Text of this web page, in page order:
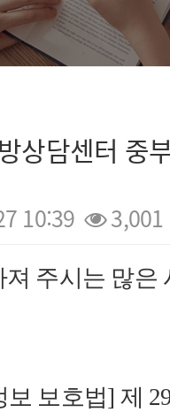
상담센터 중
10:39 3,001
주시는 많은
보호법] 제